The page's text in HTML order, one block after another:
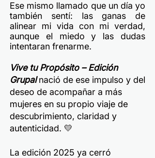
Ese mismo llamado que un día yo
también sentí: las ganas de
alinear mi vida con mi verdad,
aunque el miedo y las dudas
intentaran frenarme.
Vive tu Propósito – Edición
Grupalnació de ese impulso y del
deseo de acompañar a más
mujeres en su propio viaje de
descubrimiento, claridad y
autenticidad. 💛
La edición 2025 ya cerró